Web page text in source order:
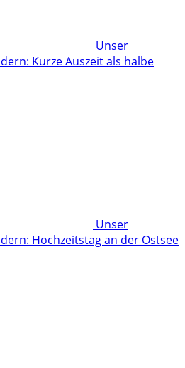
Unser
Kurze Auszeit als halbe
Unser
Hochzeitstag an der Ostsee